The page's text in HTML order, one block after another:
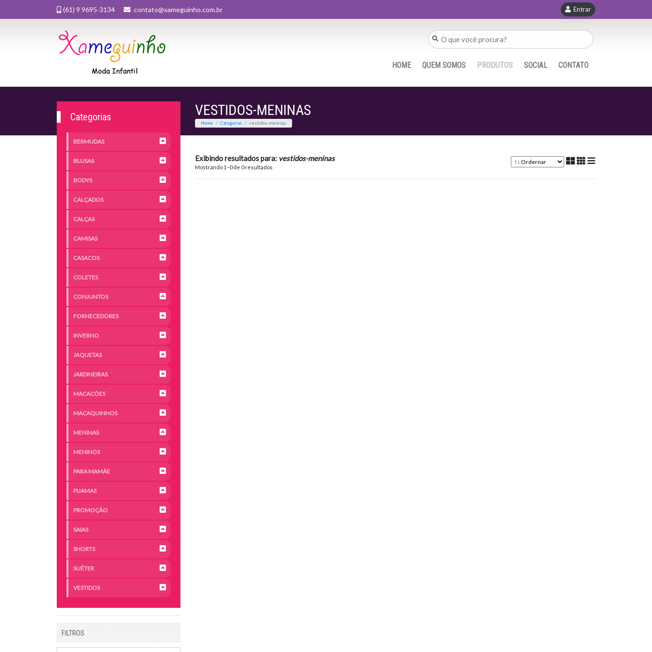
(61) 9 9695-3134 contato@xameguinho.com.br Entrar
HOME QUEM SOMOS PRODUTOS SOCIAL CONTATO
Categorias
BERMUDAS
BLUSAS
BODYS
CALÇADOS
CALÇAS
CAMISAS
CASACOS
COLETES
CONJUNTOS
FORNECEDORES
INVERNO
JAQUETAS
JARDINEIRAS
MACACÕES
MACAQUINHOS
MENINAS
MENINOS
PARA MAMÃE
PIJAMAS
PROMOÇÃO
SAIAS
SHORTS
SUÉTER
VESTIDOS
FILTROS
VESTIDOS-MENINAS
Home Categorias vestidos-meninas
Exibindo resultados para: vestidos-meninas
Mostrando 1–0 de 0 resultados